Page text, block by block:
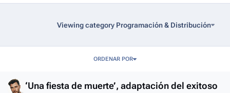
Viewing category Programación & Distribución
ORDENAR POR
‘Una fiesta de muerte’, adaptación del exitoso